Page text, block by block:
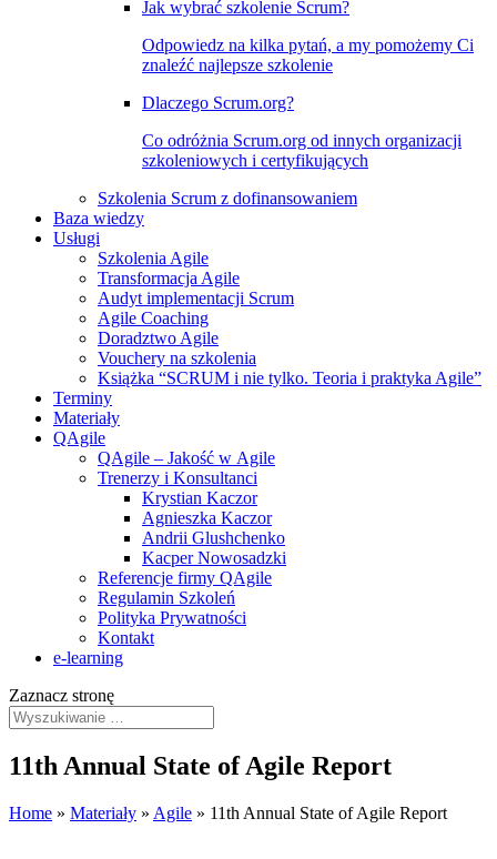
Jak wybrać szkolenie Scrum?
Odpowiedz na kilka pytań, a my pomożemy Ci
znaleźć najlepsze szkolenie
Dlaczego Scrum.org?
Co odróżnia Scrum.org od innych organizacji
szkoleniowych i certyfikujących
Szkolenia Scrum z dofinansowaniem
Baza wiedzy
Usługi
Szkolenia Agile
Transformacja Agile
Audyt implementacji Scrum
Agile Coaching
Doradztwo Agile
Vouchery na szkolenia
Książka “SCRUM i nie tylko. Teoria i praktyka Agile”
Terminy
Materiały
QAgile
QAgile – Jakość w Agile
Trenerzy i Konsultanci
Krystian Kaczor
Agnieszka Kaczor
Andrii Glushchenko
Kacper Nowosadzki
Referencje firmy QAgile
Regulamin Szkoleń
Polityka Prywatności
Kontakt
e‑learning
Zaznacz stronę
11th Annual State of Agile Report
Home » Materiały » Agile » 11th Annual State of Agile Report